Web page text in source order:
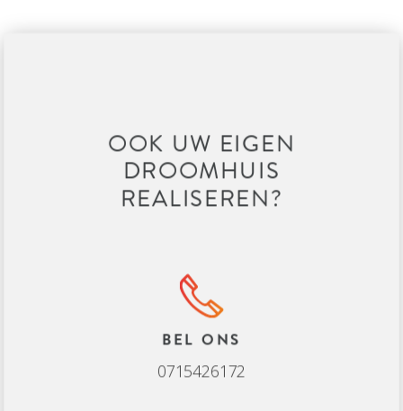
OOK UW EIGEN
DROOMHUIS
REALISEREN?
BEL ONS
0715426172